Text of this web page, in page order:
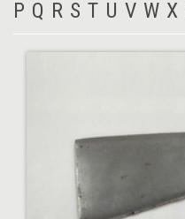
P Q R S T U V W X